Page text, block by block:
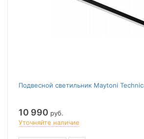
Подвесной светильник Maytoni
10 990 руб.
Уточняйте наличие